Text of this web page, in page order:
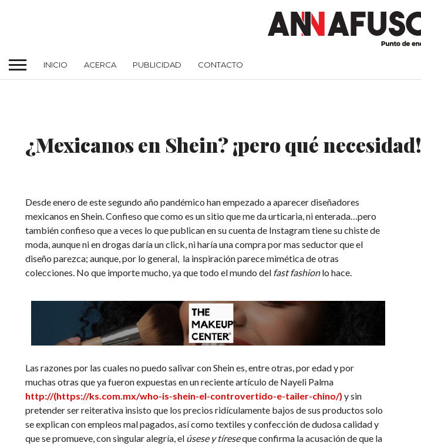
INICIO ACERCA PUBLICIDAD CONTACTO
¿Mexicanos en Shein? ¡pero qué necesidad!
Desde enero de este segundo año pandémico han empezado a aparecer diseñadores
mexicanos en Shein. Confieso que como es un sitio que me da urticaria, ni enterada…pero
también confieso que a veces lo que publican en su cuenta de Instagram tiene su chiste de
moda, aunque ni en drogas daría un click, ni haría una compra por mas seductor que el
diseño parezca; aunque, por lo general, la inspiración parece mimética de otras
colecciones. No que importe mucho, ya que todo el mundo del fast fashionlo hace.
Las razones por las cuales no puedo salivar con Sheines, entre otras, por edad y por
muchas otras que ya fueron expuestas en un reciente artículo de Nayeli Palma
http://(https://ks.com.mx/who-is-shein-el-controvertido-e-tailer-chino/) y sin
pretender ser reiterativa insisto que los precios ridículamente bajos de sus productos solo
se explican con empleos mal pagados, así como textiles y confección de dudosa calidad y
que se promueve, con singular alegría, elúsese y tíreseque confirma la acusación de que la